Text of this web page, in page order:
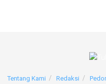
Tentang Kami Redaksi